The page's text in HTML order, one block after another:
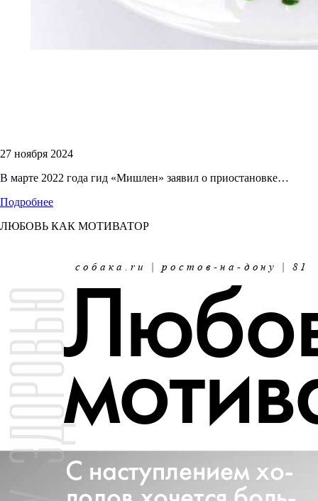
27 ноября 2024
В марте 2022 года гид «Мишлен» заявил о приостановке…
Подробнее
ЛЮБОВЬ КАК МОТИВАТОР